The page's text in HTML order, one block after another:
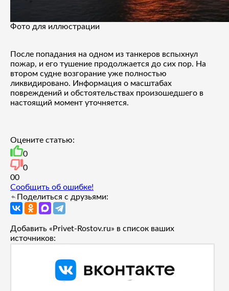
Фото для иллюстрации
После попадания на одном из танкеров вспыхнул
пожар, и его тушение продолжается до сих пор. На
втором судне возгорание уже полностью
ликвидировано. Информация о масштабах
повреждений и обстоятельствах произошедшего в
настоящий момент уточняется.
Оцените статью:
0
0
00
Сообщить об ошибке!
Поделиться с друзьями:
Добавить «Privet-Rostov.ru» в список ваших
источников: